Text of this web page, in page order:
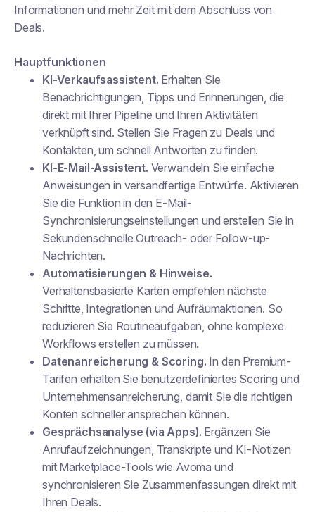
Informationen und mehr Zeit mit dem Abschluss von
Deals.
Hauptfunktionen
KI-Verkaufsassistent. Erhalten Sie
Benachrichtigungen, Tipps und Erinnerungen, die
direkt mit Ihrer Pipeline und Ihren Aktivitäten
verknüpft sind. Stellen Sie Fragen zu Deals und
Kontakten, um schnell Antworten zu finden.
KI-E-Mail-Assistent. Verwandeln Sie einfache
Anweisungen in versandfertige Entwürfe. Aktivieren
Sie die Funktion in den E-Mail-
Synchronisierungseinstellungen und erstellen Sie in
Sekundenschnelle Outreach- oder Follow-up-
Nachrichten.
Automatisierungen & Hinweise.
Verhaltensbasierte Karten empfehlen nächste
Schritte, Integrationen und Aufräumaktionen. So
reduzieren Sie Routineaufgaben, ohne komplexe
Workflows erstellen zu müssen.
Datenanreicherung & Scoring. In den Premium-
Tarifen erhalten Sie benutzerdefiniertes Scoring und
Unternehmensanreicherung, damit Sie die richtigen
Konten schneller ansprechen können.
Gesprächsanalyse (via Apps). Ergänzen Sie
Anrufaufzeichnungen, Transkripte und KI-Notizen
mit Marketplace-Tools wie Avoma und
synchronisieren Sie Zusammenfassungen direkt mit
Ihren Deals.